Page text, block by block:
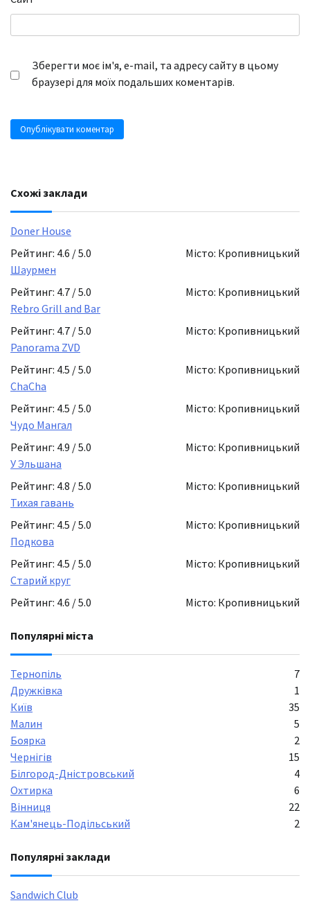
Зберегти моє ім'я, e-mail, та адресу сайту в цьому
браузері для моїх подальших коментарів.
Схожі заклади
Doner House
Рейтинг: 4.6 / 5.0
Місто: Кропивницький
Шаурмен
Рейтинг: 4.7 / 5.0
Місто: Кропивницький
Rebro Grill and Bar
Рейтинг: 4.7 / 5.0
Місто: Кропивницький
Panorama ZVD
Рейтинг: 4.5 / 5.0
Місто: Кропивницький
ChaCha
Рейтинг: 4.5 / 5.0
Місто: Кропивницький
Чудо Мангал
Рейтинг: 4.9 / 5.0
Місто: Кропивницький
У Эльшана
Рейтинг: 4.8 / 5.0
Місто: Кропивницький
Тихая гавань
Рейтинг: 4.5 / 5.0
Місто: Кропивницький
Подкова
Рейтинг: 4.5 / 5.0
Місто: Кропивницький
Старий круг
Рейтинг: 4.6 / 5.0
Місто: Кропивницький
Популярні міста
Тернопіль
7
Дружківка
1
Київ
35
Малин
5
Боярка
2
Чернігів
15
Білгород-Дністровський
4
Охтирка
6
Вінниця
22
Кам'янець-Подільський
2
Популярні заклади
Sandwich Club